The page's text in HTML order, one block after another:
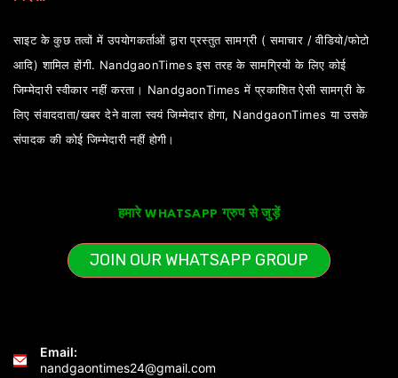
साइट के कुछ तत्वों में उपयोगकर्ताओं द्वारा प्रस्तुत सामग्री ( समाचार / वीडियो/फोटो
आदि) शामिल होंगी. NandgaonTimes इस तरह के सामग्रियों के लिए कोई
जिम्मेदारी स्वीकार नहीं करता। NandgaonTimes में प्रकाशित ऐसी सामग्री के
लिए संवाददाता/खबर देने वाला स्वयं जिम्मेदार होगा, NandgaonTimes या उसके
संपादक की कोई जिम्मेदारी नहीं होगी।
हमारे WHATSAPP ग्रुप से जुड़ें
JOIN OUR WHATSAPP GROUP
Email:
nandgaontimes24@gmail.com